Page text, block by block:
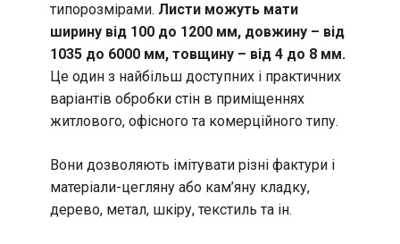
типорозмірами. Листи можуть мати
ширину від 100 до 1200 мм, довжину – від
1035 до 6000 мм, товщину – від 4 до 8 мм.
Це один з найбільш доступних і практичних
варіантів обробки стін в приміщеннях
житлового, офісного та комерційного типу.
Вони дозволяють імітувати різні фактури і
матеріали-цегляну або кам’яну кладку,
дерево, метал, шкіру, текстиль та ін.